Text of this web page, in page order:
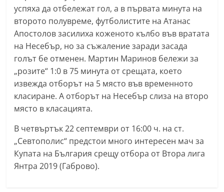
n
l
a
k
.
i
n
f
,
k
a
успяха да отбележат гол, а в първата минута на
второто полувреме, футболистите на Атанас
Апостолов засилиха коженото кълбо във вратата
на Несебър, но за съжаление заради засада
голът бе отменен. Мартин Маринов бележи за
„розите“ 1:0 в 75 минута от срещата, което
извежда отборът на 5 място във временното
класиране. А отборът на Несебър слиза на второ
място в класацията.
В четвъртък 22 септември от 16:00 ч. на ст.
„Севтополис“ предстои много интересен мач за
Купата на България срещу отбора от Втора лига
Янтра 2019 (Габрово).